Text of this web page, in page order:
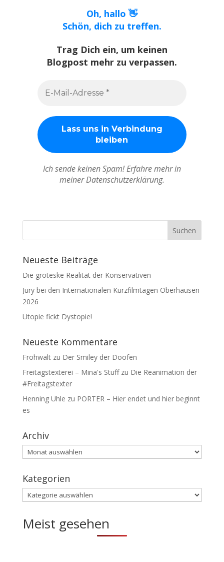
Oh, hallo 👋
Schön, dich zu treffen.
Trag Dich ein, um keinen
Blogpost mehr zu verpassen.
Ich sende keinen Spam! Erfahre mehr in
meiner Datenschutzerklärung.
Neueste Beiträge
Die groteske Realität der Konservativen
Jury bei den Internationalen Kurzfilmtagen Oberhausen
2026
Utopie fickt Dystopie!
Neueste Kommentare
Frohwaltzu Der Smiley der Doofen
Freitagstexterei – Mina's Stuffzu Die Reanimation der
#Freitagstexter
Henning Uhle zu PORTER – Hier endet und hier beginnt
es
Archiv
Archiv
Kategorien
Kategorien
Meist gesehen